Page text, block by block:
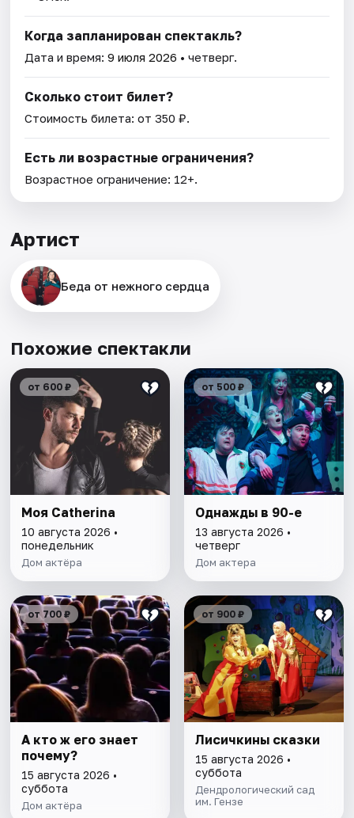
Когда запланирован спектакль?
Дата и время:9 июля 2026 • четверг.
Сколько стоит билет?
Стоимость билета: от 350 ₽.
Есть ли возрастные ограничения?
Возрастное ограничение: 12+.
Артист
Беда от нежного сердца
Похожие спектакли
от 600 ₽
Моя Catherina
10 августа 2026 •
понедельник
Дом актёра
от 500 ₽
Однажды в 90-е
13 августа 2026 •
четверг
Дом актера
от 700 ₽
А кто ж его знает
почему?
15 августа 2026 •
суббота
Дом актёра
от 900 ₽
Лисичкины сказки
15 августа 2026 •
суббота
Дендрологический сад
им. Гензе